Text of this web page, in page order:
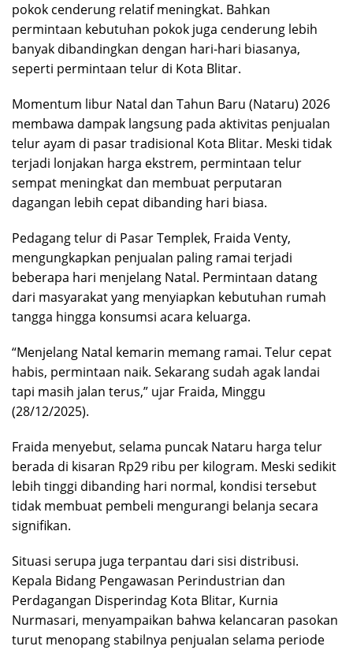
pokok cenderung relatif meningkat. Bahkan
permintaan kebutuhan pokok juga cenderung lebih
banyak dibandingkan dengan hari-hari biasanya,
seperti permintaan telur di Kota Blitar.
Momentum libur Natal dan Tahun Baru (Nataru) 2026
membawa dampak langsung pada aktivitas penjualan
telur ayam di pasar tradisional Kota Blitar. Meski tidak
terjadi lonjakan harga ekstrem, permintaan telur
sempat meningkat dan membuat perputaran
dagangan lebih cepat dibanding hari biasa.
Pedagang telur di Pasar Templek, Fraida Venty,
mengungkapkan penjualan paling ramai terjadi
beberapa hari menjelang Natal. Permintaan datang
dari masyarakat yang menyiapkan kebutuhan rumah
tangga hingga konsumsi acara keluarga.
“Menjelang Natal kemarin memang ramai. Telur cepat
habis, permintaan naik. Sekarang sudah agak landai
tapi masih jalan terus,” ujar Fraida, Minggu
(28/12/2025).
Fraida menyebut, selama puncak Nataru harga telur
berada di kisaran Rp29 ribu per kilogram. Meski sedikit
lebih tinggi dibanding hari normal, kondisi tersebut
tidak membuat pembeli mengurangi belanja secara
signifikan.
Situasi serupa juga terpantau dari sisi distribusi.
Kepala Bidang Pengawasan Perindustrian dan
Perdagangan Disperindag Kota Blitar, Kurnia
Nurmasari, menyampaikan bahwa kelancaran pasokan
turut menopang stabilnya penjualan selama periode